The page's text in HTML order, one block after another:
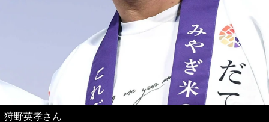
狩野英孝さん